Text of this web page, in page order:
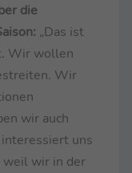
die
„Das ist
Wir wollen
Wir
wir auch
uns
weil wir in der